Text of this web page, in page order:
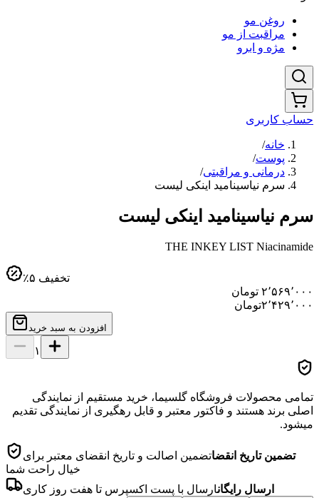
روغن مو
مراقبت از مو
مژه و ابرو
حساب کاربری
خانه/
پوست/
درمانی و مراقبتی/
سرم نیاسینامید اینکی لیست
سرم نیاسینامید اینکی لیست
THE INKEY LIST Niacinamide
٪۵ تخفیف
۲٬۵۶۹٬۰۰۰ تومان
۲٬۴۲۹٬۰۰۰تومان
افزودن به سبد خرید
۱
تمامی محصولات فروشگاه گلسیما، خرید مستقیم از نمایندگی
اصلی برند هستند و فاکتور معتبر و قابل رهگیری از نمایندگی تقدیم
میشود.
تضمین تاریخ انقضاتضمین اصالت و تاریخ انقضای معتبر برای
خیال راحت شما
ارسال رایگانارسال با پست اکسپرس تا هفت روز کاری